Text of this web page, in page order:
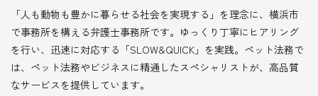
「人も動物も豊かに暮らせる社会を実現する」を理念に、横浜市
で事務所を構える弁護士事務所です。ゆっくり丁寧にヒアリング
を行い、迅速に対応する「SLOW&QUICK」を実践。ペット法務で
は、ペット法務やビジネスに精通したスペシャリストが、高品質
なサービスを提供しています。